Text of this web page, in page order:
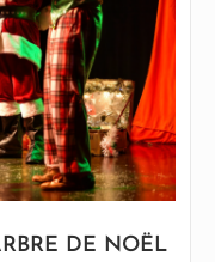
DE NOËL